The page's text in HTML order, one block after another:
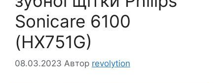
Sonicare 6100
(HX751G)
08.03.2023 Автор revolytion